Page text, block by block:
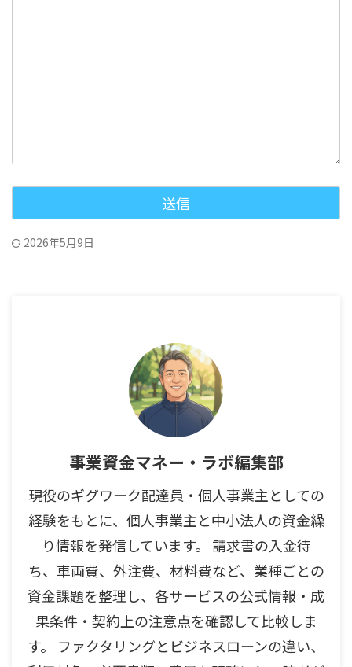
2026年5月9日
事業資金マネー・ラボ編集部
現役のギグワーク配達員・個人事業主としての
経験をもとに、個人事業主と中小法人の資金繰
り情報を発信しています。 請求書の入金待
ち、車両費、外注費、材料費など、業種ごとの
資金課題を整理し、各サービスの公式情報・成
果条件・契約上の注意点を確認して比較しま
す。 ファクタリングとビジネスローンの違い、